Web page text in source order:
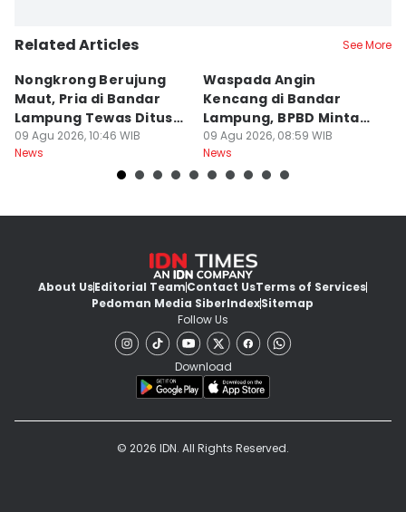
Related Articles See More
Nongkrong Berujung
Maut, Pria di Bandar
Lampung Tewas Ditusuk
Teman
09 Agu 2026, 10:46 WIB
News
Waspada Angin
Kencang di Bandar
Lampung, BPBD Minta
Warga Berhati-Hati
09 Agu 2026, 08:59 WIB
News
About UsEditorial TeamContact UsTerms of Services
Pedoman Media SiberIndexSitemap
Follow Us
Download
© 2026 IDN. All Rights Reserved.